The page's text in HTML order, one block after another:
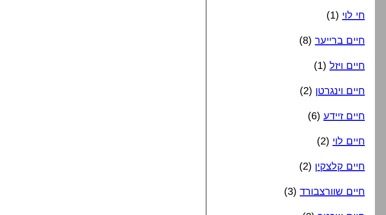
חי לוי (1)
חיים ברייער (8)
חיים ויזל (1)
חיים וינגרטן (2)
חיים זיידע (6)
חיים לוי (2)
חיים קלצקין (2)
חיים שוורצבורד (3)